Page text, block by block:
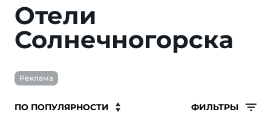
Отели
Солнечногорска
Реклама
ФИЛЬТРЫ